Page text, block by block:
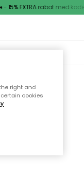
15% EXTRA rabat med kode
du
right and
cookies